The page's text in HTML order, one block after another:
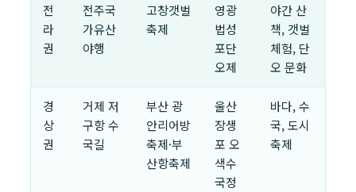
전
라
권
전주국
가유산
야행
고창갯벌
축제
영광
법성
포단
오제
야간 산
책, 갯벌
체험, 단
오 문화
경
상
권
거제 저
구항 수
국길
부산 광
안리어방
축제·부
산항축제
울산
장생
포 오
색수
국정
바다, 수
국, 도시
축제